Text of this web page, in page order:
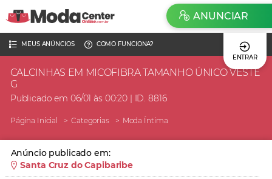
MEUS ANÚNCIOS
COMO FUNCIONA?
ENTRAR
ANUNCIAR
CALCINHAS EM MICOFIBRA TAMANHO ÚNICO VESTE
G
Publicado em 06/01 às 00:20 | ID. 8816
Página Inicial Categorias Moda Íntima
Anúncio publicado em:
Santa Cruz do Capibaribe